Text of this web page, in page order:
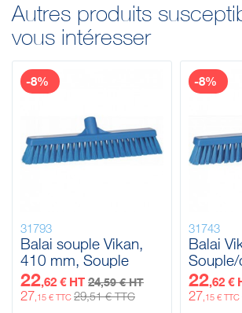
Autres produits
vous intéresser
31793
Balai souple Vikan,
410 mm, Souple
22,62 € HT 24,59 € HT
27,15 € TTC 29,51 € TTC
-8%
31743
Balai
22,62 €
27,15 € TTC
-8%